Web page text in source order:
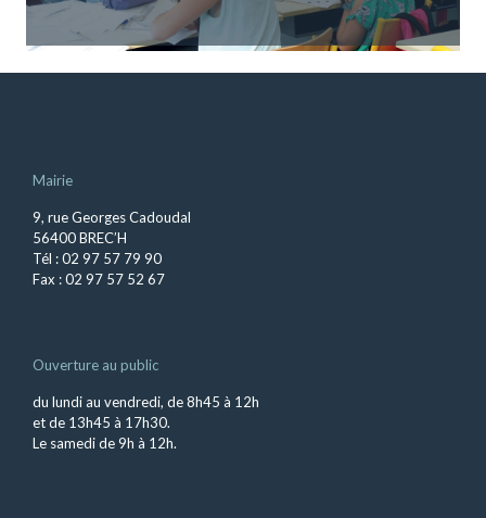
Mairie
9, rue Georges Cadoudal
56400 BREC’H
Tél : 02 97 57 79 90
Fax : 02 97 57 52 67
Ouverture au public
du lundi au vendredi, de 8h45 à 12h
et de 13h45 à 17h30.
Le samedi de 9h à 12h.